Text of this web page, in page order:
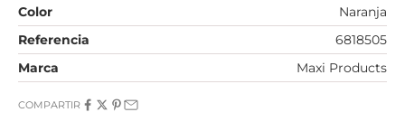
Color
Naranja
Referencia
6818505
Marca
Maxi Products
COMPARTIR